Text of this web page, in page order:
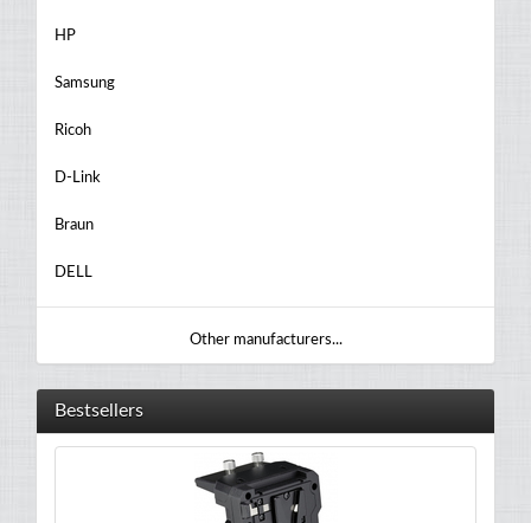
HP
Samsung
Ricoh
D-Link
Braun
DELL
Other manufacturers...
Bestsellers